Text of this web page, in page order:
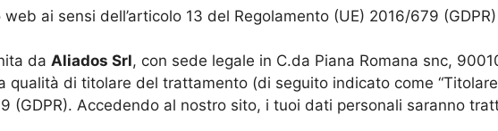
ai sensi dell’articolo 13 del Regolamento (UE) 2016/679 (GDPR)
da Aliados Srl, con sede legale in C.da Piana Romana snc,
qualità di titolare del trattamento (di seguito indicato come
(GDPR). Accedendo al nostro sito, i tuoi dati personali saranno